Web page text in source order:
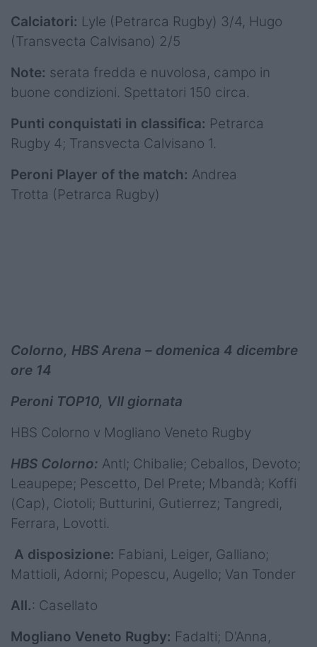
Calciatori: Lyle (Petrarca Rugby) 3/4, Hugo
(Transvecta Calvisano) 2/5
Note: serata fredda e nuvolosa, campo in
buone condizioni. Spettatori 150 circa.
Punti conquistati in classifica: Petrarca
Rugby 4; Transvecta Calvisano 1.
Peroni Player of the match: Andrea
Trotta (Petrarca Rugby)
Colorno, HBS Arena – domenica 4 dicembre
ore 14
Peroni TOP10, VII giornata
HBS Colorno v Mogliano Veneto Rugby
HBS Colorno: Antl; Chibalie; Ceballos, Devoto;
Leaupepe; Pescetto, Del Prete; Mbandà; Koffi
(Cap), Ciotoli; Butturini, Gutierrez; Tangredi,
Ferrara, Lovotti.
A disposizione: Fabiani, Leiger, Galliano;
Mattioli, Adorni; Popescu, Augello; Van Tonder
All.: Casellato
Mogliano Veneto Rugby: Fadalti; D'Anna,